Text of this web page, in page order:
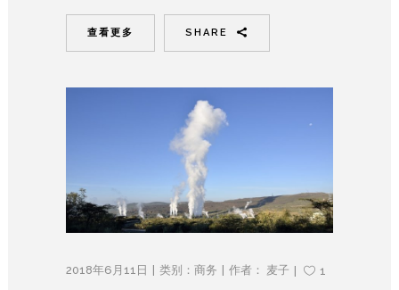
查看更多 SHARE
2018年6月11日 类别： 商务 作者： 麦子 1